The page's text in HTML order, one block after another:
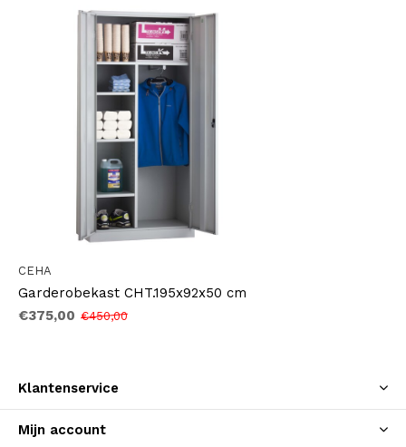
CEHA
Garderobekast CHT.195x92x50 cm
€375,00 €450,00
Klantenservice
Mijn account